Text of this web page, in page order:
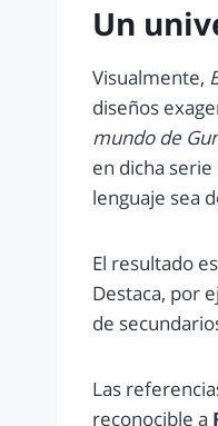
Un
Visualmente,
diseños
mundo de
en dicha
lenguaje sea
El resultado
Destaca, por
de
Las
reconocible a